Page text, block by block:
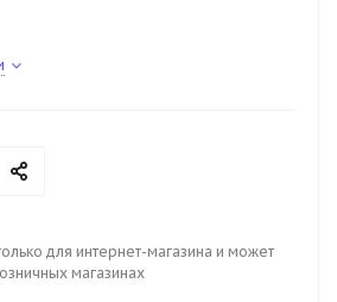
для интернет-магазина и может
магазинах